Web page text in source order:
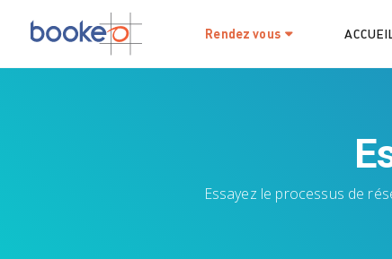
Rendez vous
Essayez le processus de